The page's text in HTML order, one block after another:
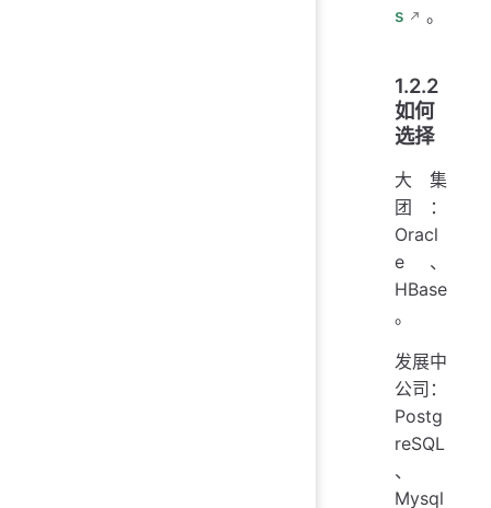
s
。
1.2.2
如何
选择
大集
团：
Oracl
e、
HBase
。
发展中
公司：
Postg
reSQL
、
Mysql